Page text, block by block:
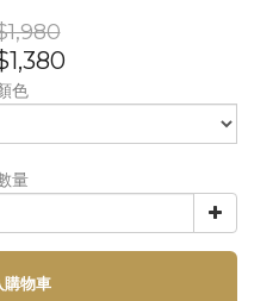
色
量
購物車